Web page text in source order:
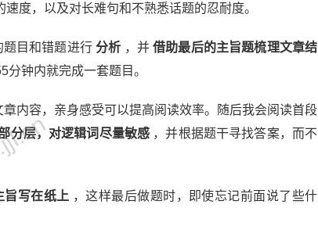
度，以及对长难句和不熟悉话题的忍耐度。
题目和错题进行分析 ，并借助最后的主旨题梳理文章结
钟内就完成一套题目。
内容，亲身感受可以提高阅读效率。随后我会阅读首段
分层，对逻辑词尽量敏感 ，并根据题干寻找答案，而不
旨写在纸上 ，这样最后做题时，即使忘记前面说了些什